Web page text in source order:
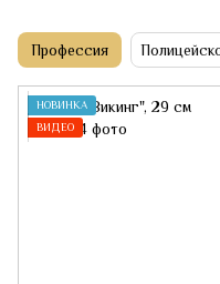
Профессия
НОВИНКА
ВИДЕО